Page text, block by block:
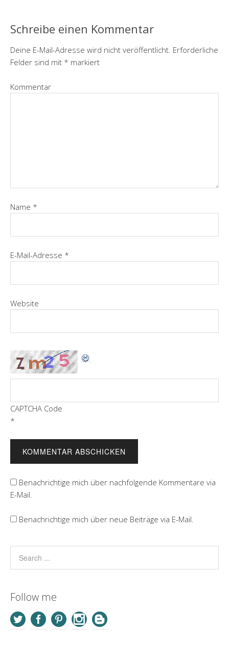
Schreibe einen Kommentar
Deine E-Mail-Adresse wird nicht veröffentlicht. Erforderliche
Felder sind mit * markiert
Kommentar
Name *
E-Mail-Adresse *
Website
CAPTCHA Code
*
Benachrichtige mich über nachfolgende Kommentare via
E-Mail.
Benachrichtige mich über neue Beiträge via E-Mail.
Follow me